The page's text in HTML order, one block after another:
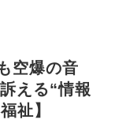
空爆の音
える“情報
祉】